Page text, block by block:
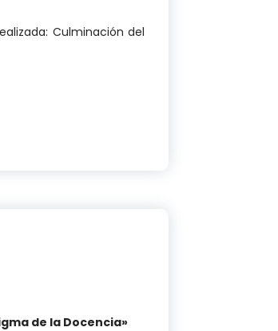
Culminación del
y Comunicación Efectiva»
de la Docencia»